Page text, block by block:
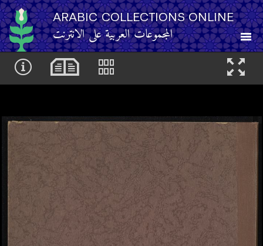
ARABIC COLLECTIONS ONLINE
المجموعات العربية على الانترنت
About
Browse
Browse by Category
Search